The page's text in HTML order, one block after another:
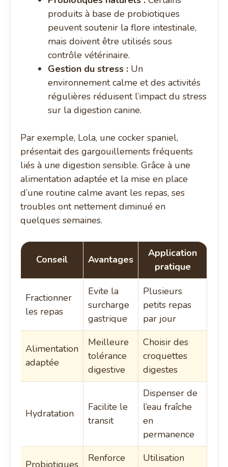
produits à base de probiotiques
peuvent soutenir la flore intestinale,
mais doivent être utilisés sous
contrôle vétérinaire.
Gestion du stress : Un
environnement calme et des activités
régulières réduisent l’impact du stress
sur la digestion canine.
Par exemple, Lola, une cocker spaniel,
présentait des gargouillements fréquents
liés à une digestion sensible. Grâce à une
alimentation adaptée et la mise en place
d’une routine calme avant les repas, ses
troubles ont nettement diminué en
quelques semaines.
Conseil Avantages
Application
pratique
Fractionner
les repas
Evite la
surcharge
gastrique
Plusieurs
petits repas
par jour
Alimentation
adaptée
Meilleure
tolérance
digestive
Choisir des
croquettes
digestes
Hydratation
Facilite le
transit
Dispenser de
l’eau fraîche
en
permanence
Probiotiques
Renforce
Utilisation